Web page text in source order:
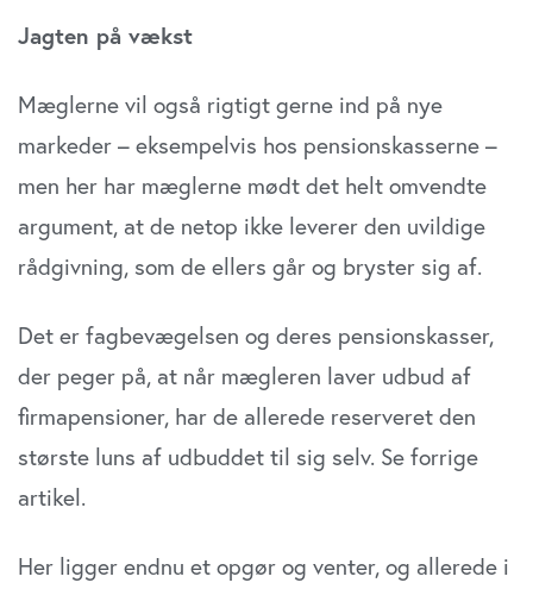
Jagten på vækst
Mæglerne vil også rigtigt gerne ind på nye
markeder – eksempelvis hos pensionskasserne –
men her har mæglerne mødt det helt omvendte
argument, at de netop ikke leverer den uvildige
rådgivning, som de ellers går og bryster sig af.
Det er fagbevægelsen og deres pensionskasser,
der peger på, at når mægleren laver udbud af
firmapensioner, har de allerede reserveret den
største luns af udbuddet til sig selv. Se forrige
artikel.
Her ligger endnu et opgør og venter, og allerede i